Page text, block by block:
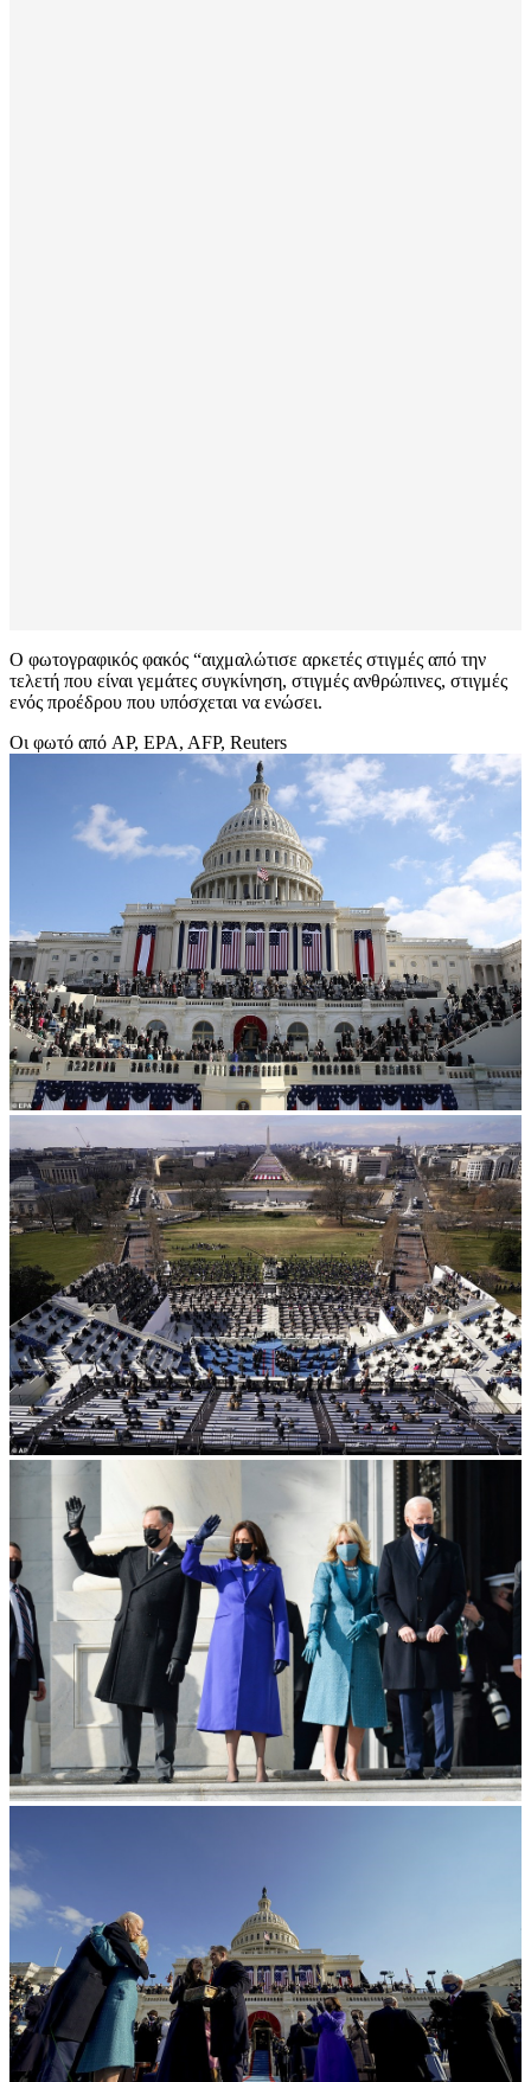
Ο φωτογραφικός φακός “αιχμαλώτισε αρκετές στιγμές από την
τελετή που είναι γεμάτες συγκίνηση, στιγμές ανθρώπινες, στιγμές
ενός προέδρου που υπόσχεται να ενώσει.
Οι φωτό από AP, EPA, AFP, Reuters